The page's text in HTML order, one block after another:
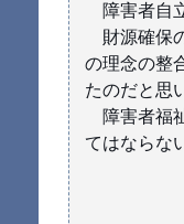
障害者自
財源確保
の理念の整
たのだと思
障害者福
てはならな